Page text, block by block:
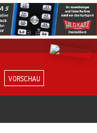
VORSCHAU